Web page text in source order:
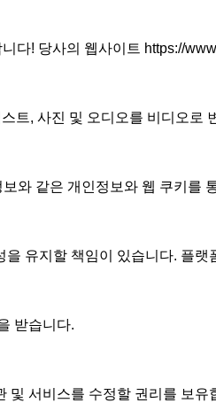
다! 당사의 웹사이트 https://
트, 사진 및 오디오를 비디오로
와 같은 개인정보와 웹 쿠키를
유지할 책임이 있습니다. 플
받습니다.
및 서비스를 수정할 권리를 보